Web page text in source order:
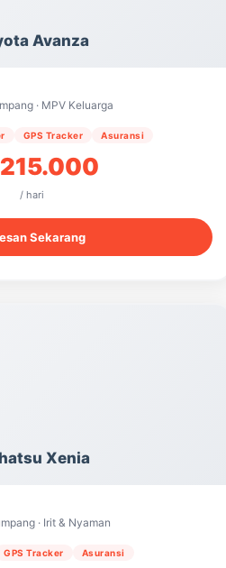
Avanza
· MPV Keluarga
GPS Tracker Asuransi
/ hari
Sekarang
Xenia
· Irit & Nyaman
GPS Tracker Asuransi